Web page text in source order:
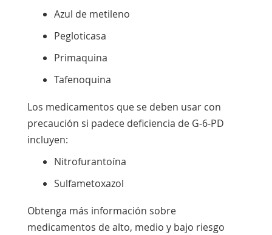
Azul de metileno
Pegloticasa
Primaquina
Tafenoquina
Los medicamentos que se deben usar con
precaución si padece deficiencia de G-6-PD
incluyen:
Nitrofurantoína
Sulfametoxazol
Obtenga más información sobre
medicamentos de alto, medio y bajo riesgo